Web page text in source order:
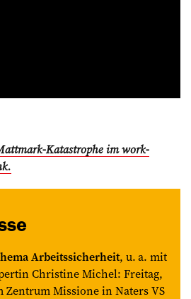
Katastrophe im work-
Arbeitssicherheit, u. a. mit
Christine Michel: Freitag,
Zentrum Missione in Naters VS